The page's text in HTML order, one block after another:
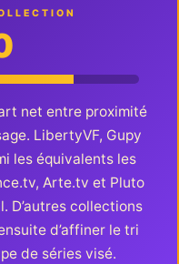
net entre proximité
LibertyVF, Gupy
les équivalents les
Arte.tv et Pluto
D’autres collections
d’affiner le tri
de séries visé.